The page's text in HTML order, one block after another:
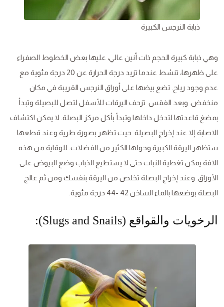
ذبابة النرجس الكبيرة
وهي ذبابة كبيرة الحجم ذات أنين عالي، عليها بعض الخطوط الصفراء
على ظهرها، تنشط عندما تزيد درجة الحرارة عن 20 درجة مئوية مع
عدم وجود رياح. تضع بيضها على أوراق النرجس القريبة في مكان
منخفض. وبعد الفقس تزحف اليرقات للأسفل لتصل للبصيلة وتبدأ
بمضغ قاعدتها لتدخل داخلها وتبدأ بأكل مركز البصلة. لا يمكن اكتشاف
الاصابة إلا عند إخراج البصيلة حيث تظهر بصورة طرية وعند قطعها
ستظهر اليرقة الكبيرة وحولها الكثير من الفضلات. للوقاية من هذه
الآفة يمكن تغطية النبات حتى لا يستطيع الذباب وضع البيوض على
الأوراق. وعند إخراج البصلة تخلص من اليرقة بنفسك ومن ثم عالج
البصلة بوضعها بالماء الساخن 42 -44 درجة مئوية.
الرخويات والقواقع (Slugs and Snails):